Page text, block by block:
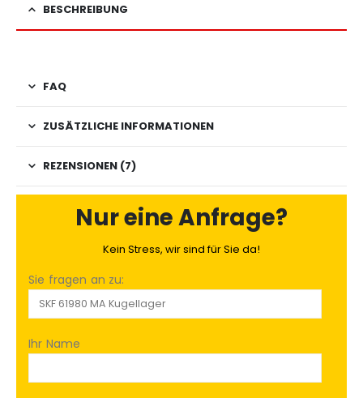
BESCHREIBUNG
FAQ
ZUSÄTZLICHE INFORMATIONEN
REZENSIONEN (7)
Nur eine Anfrage?
Kein Stress, wir sind für Sie da!
Sie fragen an zu:
Ihr Name